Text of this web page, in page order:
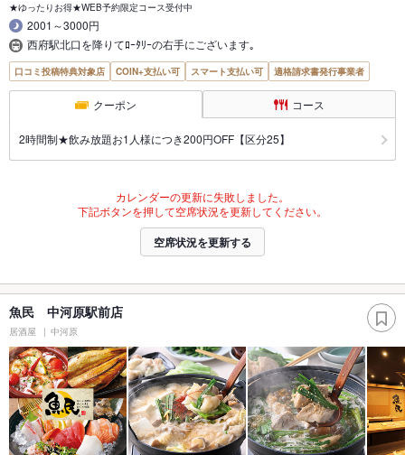
★ゆったりお得★WEB予約限定コース受付中
2001～3000円
西府駅北口を降りてﾛｰﾀﾘｰの右手にございます｡
口コミ投稿特典対象店 COIN+支払い可 スマート支払い可 適格請求書発行事業者
クーポン コース
2時間制★飲み放題お1人様につき200円OFF【区分25】
カレンダーの更新に失敗しました。
下記ボタンを押して空席状況を更新してください。
空席状況を更新する
魚民 中河原駅前店
居酒屋 中河原